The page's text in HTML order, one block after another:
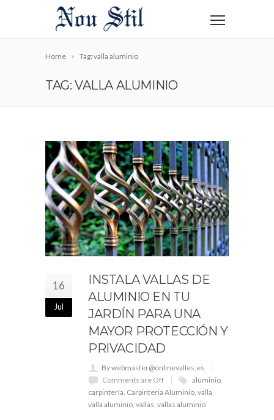
Home Tag: valla aluminio
TAG: VALLA ALUMINIO
16
Jul
INSTALA VALLAS DE
ALUMINIO EN TU
JARDÍN PARA UNA
MAYOR PROTECCIÓN Y
PRIVACIDAD
By webmaster@onlinevalles.es
Comments are Off
aluminio
carpintería Carpinteria Aluminio valla
valla aluminio vallas vallas aluminio